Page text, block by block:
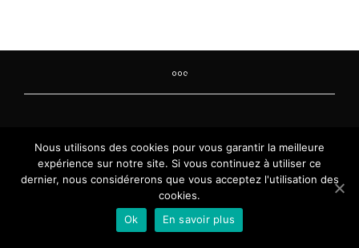
Nous utilisons des cookies pour vous garantir la meilleure
expérience sur notre site. Si vous continuez à utiliser ce
dernier, nous considérerons que vous acceptez l'utilisation des
cookies.
Ok
En savoir plus